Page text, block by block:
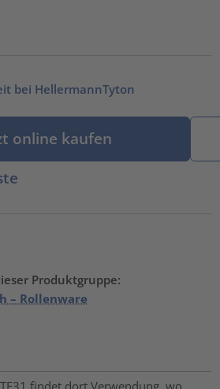
bei HellermannTyton
online kaufen
Produktgruppe:
– Rollenware